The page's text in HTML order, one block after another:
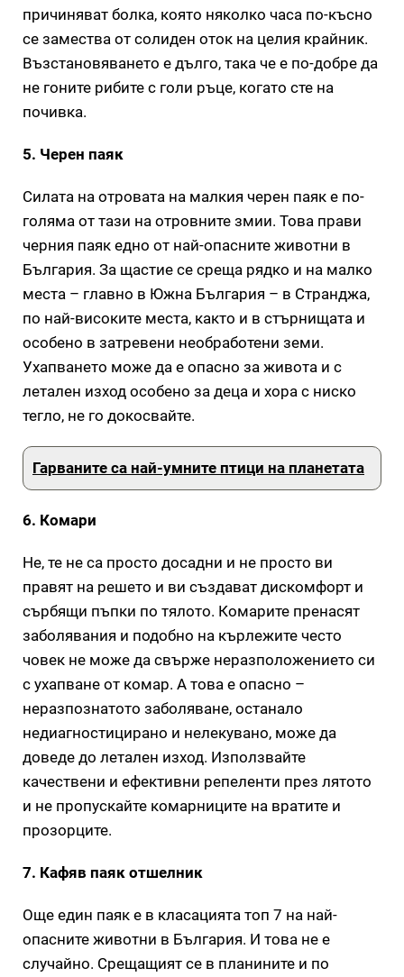
причиняват болка, която няколко часа по-късно
се замества от солиден оток на целия крайник.
Възстановяването е дълго, така че е по-добре да
не гоните рибите с голи ръце, когато сте на
почивка.
5. Черен паяк
Силата на отровата на малкия черен паяк е по-
голяма от тази на отровните змии. Това прави
черния паяк едно от най-опасните животни в
България. За щастие се среща рядко и на малко
места – главно в Южна България – в Странджа,
по най-високите места, както и в стърнищата и
особено в затревени необработени земи.
Ухапването може да е опасно за живота и с
летален изход особено за деца и хора с ниско
тегло, не го докосвайте.
Гарваните са най-умните птици на планетата
6. Комари
Не, те не са просто досадни и не просто ви
правят на решето и ви създават дискомфорт и
сърбящи пъпки по тялото. Комарите пренасят
заболявания и подобно на кърлежите често
човек не може да свърже неразположението си
с ухапване от комар. А това е опасно –
неразпознатото заболяване, останало
недиагностицирано и нелекувано, може да
доведе до летален изход. Използвайте
качествени и ефективни репеленти през лятото
и не пропускайте комарниците на вратите и
прозорците.
7. Кафяв паяк отшелник
Още един паяк е в класацията топ 7 на най-
опасните животни в България. И това не е
случайно. Срещащият се в планините и по